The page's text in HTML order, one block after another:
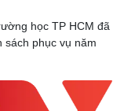
đổi số
học TP HCM đã
phục vụ năm